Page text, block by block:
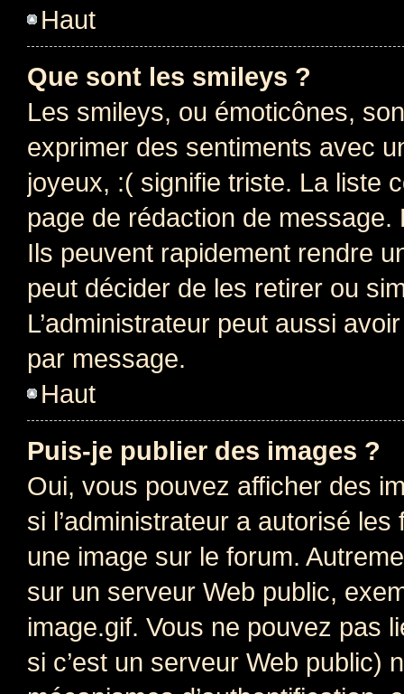
Haut
Que sont les smileys ?
Les smileys, ou émoticônes,
exprimer des sentiments avec
joyeux, :( signifie triste. La liste
page de rédaction de
Ils peuvent rapidement rendre
peut décider de les retirer ou
L’administrateur peut aussi
par message.
Haut
Puis-je publier des images ?
Oui, vous pouvez afficher des
si l’administrateur a autorisé
une image sur le forum.
sur un serveur Web public,
image.gif. Vous ne pouvez pas
si c’est un serveur Web public)